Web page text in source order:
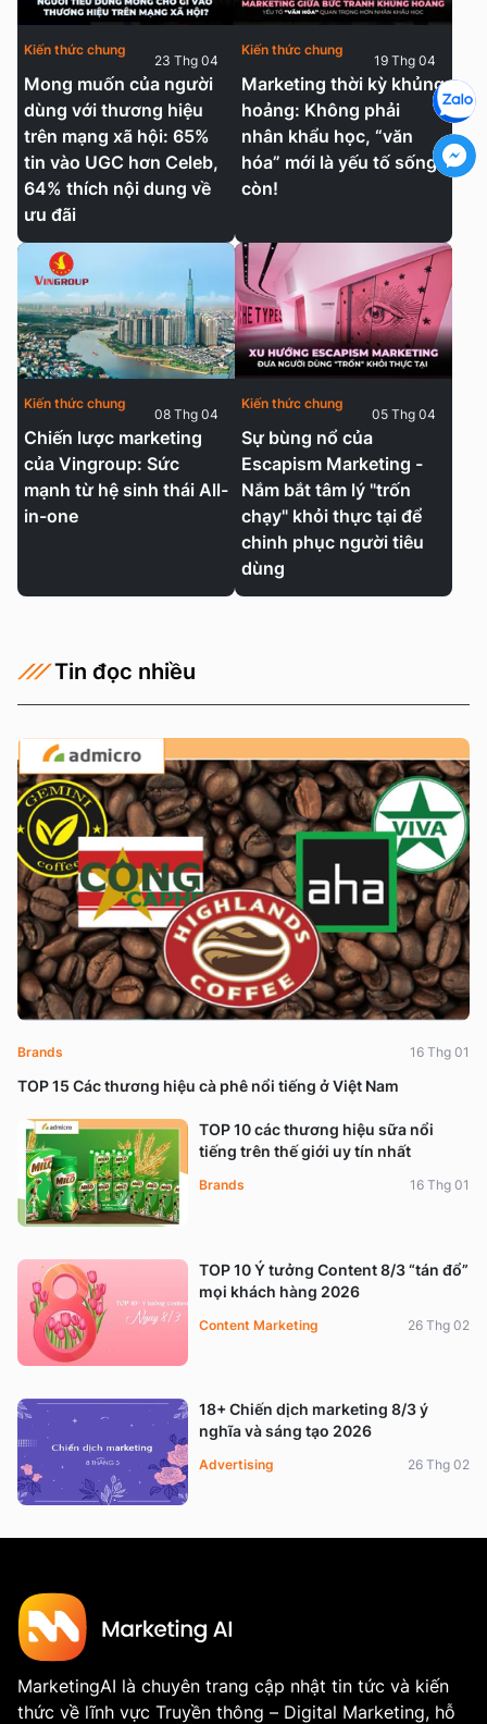
Mong muốn của người
dùng với thương hiệu
trên mạng xã hội: 65%
tin vào UGC hơn Celeb,
64% thích nội dung về
ưu đãi
Kiến thức chung
23 Thg 04
Marketing thời kỳ khủng
hoảng: Không phải
nhân khẩu học, “văn
hóa” mới là yếu tố sống
còn!
Kiến thức chung
19 Thg 04
Chiến lược marketing
của Vingroup: Sức
mạnh từ hệ sinh thái All-
in-one
Kiến thức chung
08 Thg 04
Sự bùng nổ của
Escapism Marketing -
Nắm bắt tâm lý "trốn
chạy" khỏi thực tại để
chinh phục người tiêu
dùng
Kiến thức chung
05 Thg 04
Tin đọc nhiều
TOP 15 Các thương hiệu cà phê nổi tiếng ở Việt Nam
Brands 16 Thg 01
TOP 10 các thương hiệu sữa nổi
tiếng trên thế giới uy tín nhất
Brands 16 Thg 01
TOP 10 Ý tưởng Content 8/3 “tán đổ”
mọi khách hàng 2026
Content Marketing 26 Thg 02
18+ Chiến dịch marketing 8/3 ý
nghĩa và sáng tạo 2026
Advertising 26 Thg 02
MarketingAI là chuyên trang cập nhật tin tức và kiến
thức về lĩnh vực Truyền thông – Digital Marketing, hỗ